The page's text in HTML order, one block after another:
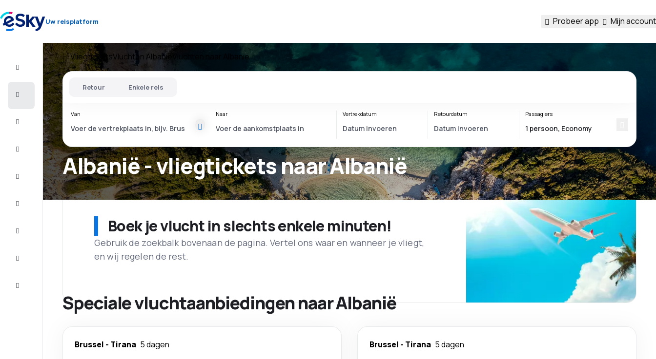
Uw reisplatform Probeer app Mijn account
Vlucht+Hotel
Vliegtickets
Vakantie
Citytrip
VliegticketsVluchten Albanië Vluchten naar Albanië
Albanië - vliegtickets naar Albanië
Retour Enkele reis
Van Naar Vertrekdatum Retourdatum Passagiers
Boek je vlucht in slechts enkele minuten!
Gebruik de zoekbalk bovenaan de pagina. Vertel ons waar en wanneer je vliegt,
en wij regelen de rest.
Speciale vluchtaanbiedingen naar Albanië
Brussel - Tirana 5 dagen Brussel - Tirana 5 dagen